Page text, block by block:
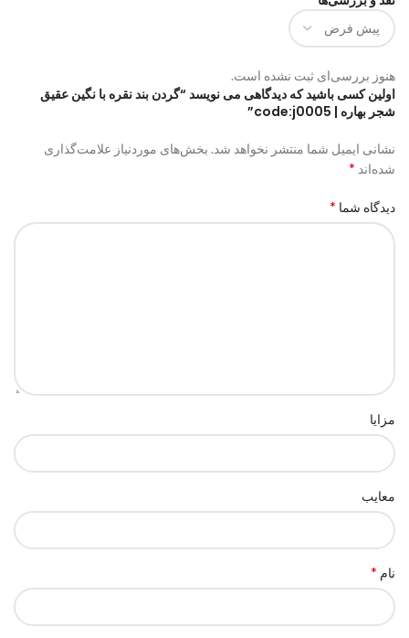
هنوز بررسی‌ای ثبت نشده است.
اولین کسی باشید که دیدگاهی می نویسد “گردن بند نقره با نگین عقیق
شجر بهاره | code:j0005”
نشانی ایمیل شما منتشر نخواهد شد. بخش‌های موردنیاز علامت‌گذاری
شده‌اند *
دیدگاه شما *
مزایا
معایب
نام *